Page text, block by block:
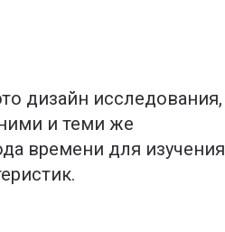
дизайн исследования,
и теми же
времени для изучения